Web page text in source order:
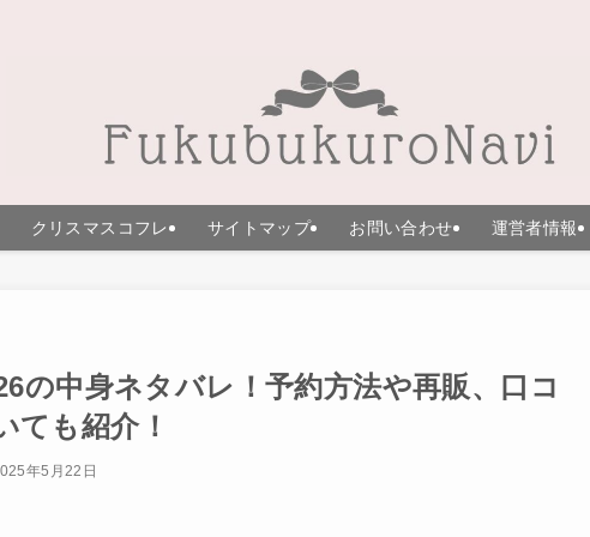
クリスマスコフレ サイトマップ お問い合わせ 運営者情報
の中身ネタバレ！予約方法や再販、口コ
ても紹介！
年5月22日